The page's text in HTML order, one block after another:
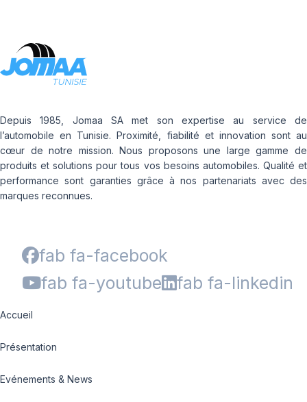
Depuis 1985, Jomaa SA met son expertise au service de
l’automobile en Tunisie. Proximité, fiabilité et innovation sont au
cœur de notre mission. Nous proposons une large gamme de
produits et solutions pour tous vos besoins automobiles. Qualité et
performance sont garanties grâce à nos partenariats avec des
marques reconnues.
fab fa-facebook
fab fa-youtube
fab fa-linkedin
Accueil
Présentation
Evénements & News